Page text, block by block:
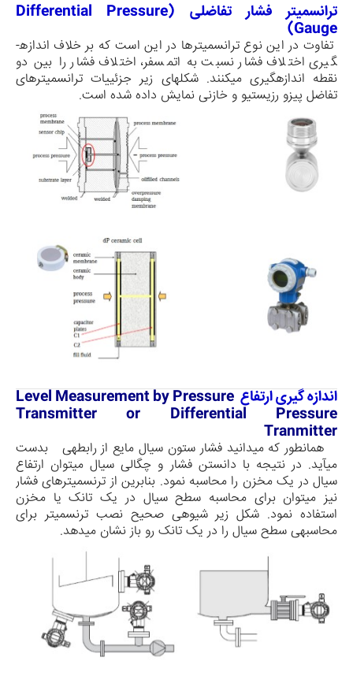
ترانسمیتر فشار تفاضلی (Differential Pressure
Gauge
)
تفاوت در این نوع ترانسمیترها در این است که بر خلاف اندازه­
گیری اختلاف فشار نسبت به اتمسفر، اختلاف فشار را بین دو
نقطه اندازه­گیری می­کنند. شکل­های زیر جزئییات ترانسمیترهای
تفاضل پیزو رزیستیو و خازنی نمایش داده شده است.
اندازه گیری ارتفاع Level Measurement by Pressure
Transmitter or Differential Pressure
Tranmitter
همانطور که می­دانید فشار ستون سیال مایع از رابطه­ی بدست
می­آید. در نتیجه با دانستن فشار و چگالی سیال می­توان ارتفاع
سیال در یک مخزن را محاسبه نمود. بنابرین از ترنسمیترهای فشار
نیز می­توان برای محاسبه سطح سیال در یک تانک یا مخزن
استفاده نمود. شکل زیر شیوه­ی صحیح نصب ترنسمیتر برای
محاسبه­ی سطح سیال را در یک تانک رو باز نشان می­دهد.